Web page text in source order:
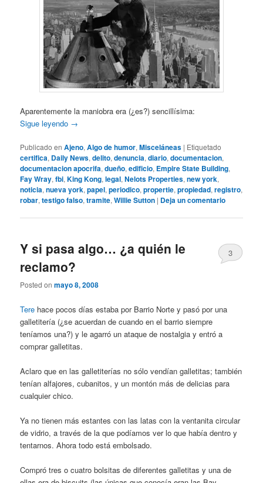
Aparentemente la maniobra era (¿es?) sencillísima:
Sigue leyendo →
Publicado en Ajeno,Algo de humor,Misceláneas | Etiquetado
certifica, Daily News,delito,denuncia,diario,documentacion,
documentacion apocrifa,dueño,edificio, Empire State Building,
Fay Wray,fbi,King Kong,legal,Nelots Properties,new york,
noticia,nueva york,papel,periodico,propertie,propiedad,registro,
robar,testigo falso,tramite,Willie Sutton | Deja un comentario
Y si pasa algo… ¿a quién le
reclamo?
Posted onmayo 8, 2008
3
Tere hace pocos días estaba por Barrio Norte y pasó por una
galletitería (¿se acuerdan de cuando en el barrio siempre
teníamos una?) y le agarró un ataque de nostalgia y entró a
comprar galletitas.
Aclaro que en las galletiterías no sólo vendían galletitas; también
tenían alfajores, cubanitos, y un montón más de delicias para
cualquier chico.
Ya no tienen más estantes con las latas con la ventanita circular
de vidrio, a través de la que podíamos ver lo que había dentro y
tentarnos. Ahora todo está embolsado.
Compró tres o cuatro bolsitas de diferentes galletitas y una de